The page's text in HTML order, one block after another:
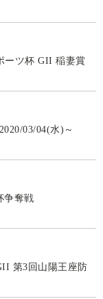
ーツ杯 GII 稲妻賞
03/04(水)～
争奪戦
第3回山陽王座防